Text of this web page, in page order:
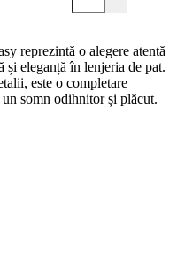
reprezintă o alegere atentă
și eleganță în lenjeria de pat.
este o completare
somn odihnitor și plăcut.